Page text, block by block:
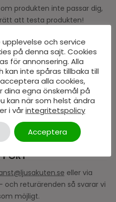
produkten inte passar dig,
att testa produkten!
GARANTI
minst 24 månaders garanti
produkter.
eller via
returärenden så svarar vi
möjligt.
och service
på denna sajt. Cookies
för annonsering. Alla
kan inte spåras tillbaka till
alla cookies,
egna önskemål på
kan när som helst ändra
i vårintegritetspolicy
Acceptera